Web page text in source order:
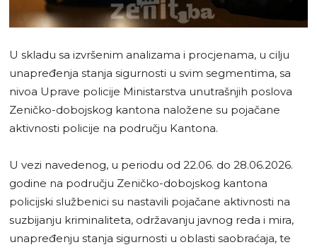
U skladu sa izvršenim analizama i procjenama, u cilju
unapređenja stanja sigurnosti u svim segmentima, sa
nivoa Uprave policije Ministarstva unutrašnjih poslova
Zeničko-dobojskog kantona naložene su pojačane
aktivnosti policije na području Kantona.
U vezi navedenog, u periodu od 22.06. do 28.06.2026.
godine na području Zeničko-dobojskog kantona
policijski službenici su nastavili pojačane aktivnosti na
suzbijanju kriminaliteta, održavanju javnog reda i mira,
unapređenju stanja sigurnosti u oblasti saobraćaja, te